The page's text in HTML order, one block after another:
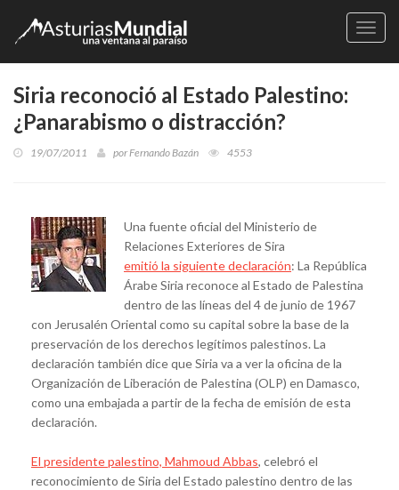
Siria reconoció al Estado Palestino:
¿Panarabismo o distracción?
19/07/2011 porFernando Bazán 4553
Una fuente oficial del Ministerio de
Relaciones Exteriores de Sira
emitió la siguiente declaración: La República
Árabe Siria reconoce al Estado de Palestina
dentro de las líneas del 4 de junio de 1967
con Jerusalén Oriental como su capital sobre la base de la
preservación de los derechos legítimos palestinos. La
declaración también dice que Siria va a ver la oficina de la
Organización de Liberación de Palestina (OLP) en Damasco,
como una embajada a partir de la fecha de emisión de esta
declaración.
El presidente palestino, Mahmoud Abbas, celebró el
reconocimiento de Siria del Estado palestino dentro de las